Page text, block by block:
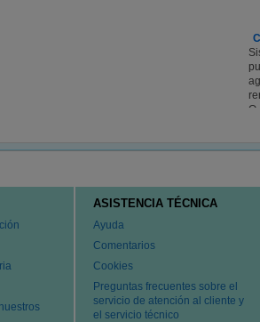
ASISTENCIA TÉCNICA
Ayuda
Comentarios
Cookies
Preguntas frecuentes sobre el
servicio de atención al cliente y
el servicio técnico